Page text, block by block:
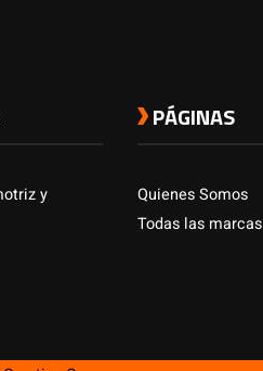
y
PÁGINAS
Quienes Somos
Todas las marcas